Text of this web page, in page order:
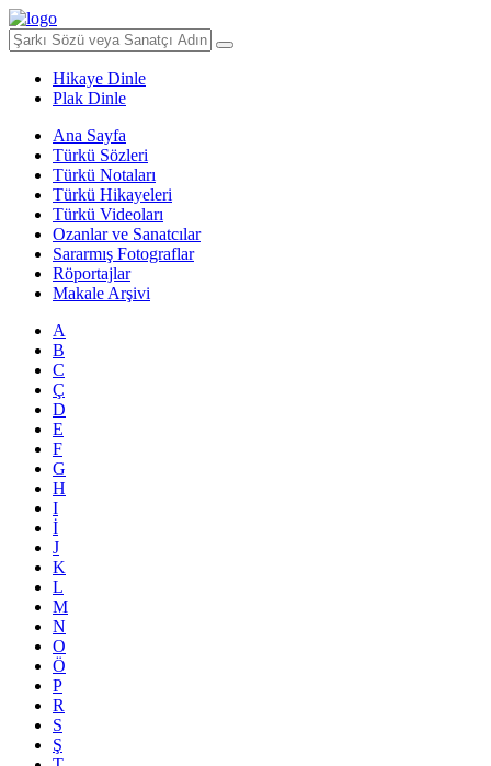
Hikaye Dinle
Plak Dinle
Ana Sayfa
Türkü Sözleri
Türkü Notaları
Türkü Hikayeleri
Türkü Videoları
Ozanlar ve Sanatcılar
Sararmış Fotograflar
Röportajlar
Makale Arşivi
A
B
C
Ç
D
E
F
G
H
I
İ
J
K
L
M
N
O
Ö
P
R
S
Ş